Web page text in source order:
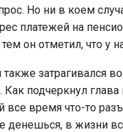
Но ни в коем
платежей на
он отметил, что у
затрагивался
подчеркнул глава
все время что-то
денешься, в жизни